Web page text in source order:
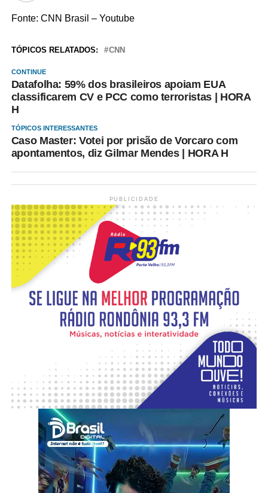
Fonte: CNN Brasil – Youtube
TÓPICOS RELATADOS: CNN
CONTINUE
Datafolha: 59% dos brasileiros apoiam EUA
classificarem CV e PCC como terroristas | HORA
H
TÓPICOS INTERESSANTES
Caso Master: Votei por prisão de Vorcaro com
apontamentos, diz Gilmar Mendes | HORA H
PUBLICIDADE